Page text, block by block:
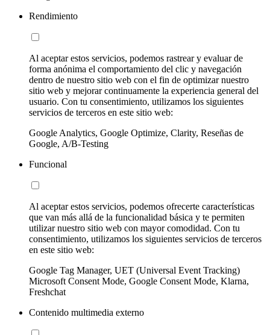
Rendimiento
Al aceptar estos servicios, podemos rastrear y evaluar de
forma anónima el comportamiento del clic y navegación
dentro de nuestro sitio web con el fin de optimizar nuestro
sitio web y mejorar continuamente la experiencia general del
usuario. Con tu consentimiento, utilizamos los siguientes
servicios de terceros en este sitio web:
Google Analytics, Google Optimize, Clarity, Reseñas de
Google, A/B-Testing
Funcional
Al aceptar estos servicios, podemos ofrecerte características
que van más allá de la funcionalidad básica y te permiten
utilizar nuestro sitio web con mayor comodidad. Con tu
consentimiento, utilizamos los siguientes servicios de terceros
en este sitio web:
Google Tag Manager, UET (Universal Event Tracking)
Microsoft Consent Mode, Google Consent Mode, Klarna,
Freshchat
Contenido multimedia externo